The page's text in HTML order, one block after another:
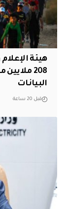
هيئة الإعلام
البيانات
قبل 20 ساعة